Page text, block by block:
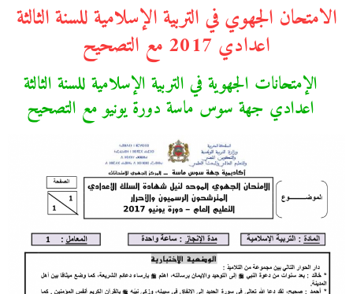
الامتحان الجهوي في التربية الإسلامية للسنة الثالثة
اعدادي 2017 مع التصحيح
الإمتحانات الجهوية في التربية الإسلامية للسنة الثالثة
اعدادي جهة سوس ماسة دورة يونيو مع التصحيح